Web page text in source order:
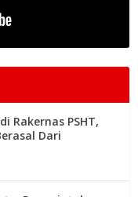
Rakernas PSHT,
Dari